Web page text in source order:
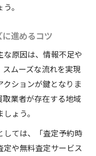
。
進めるコツ
な原因は、情報不足や
ムーズな流れを実現
ションが鍵となりま
業者が存在する地域
ょう。
しては、「査定予約時
定や無料査定サービス